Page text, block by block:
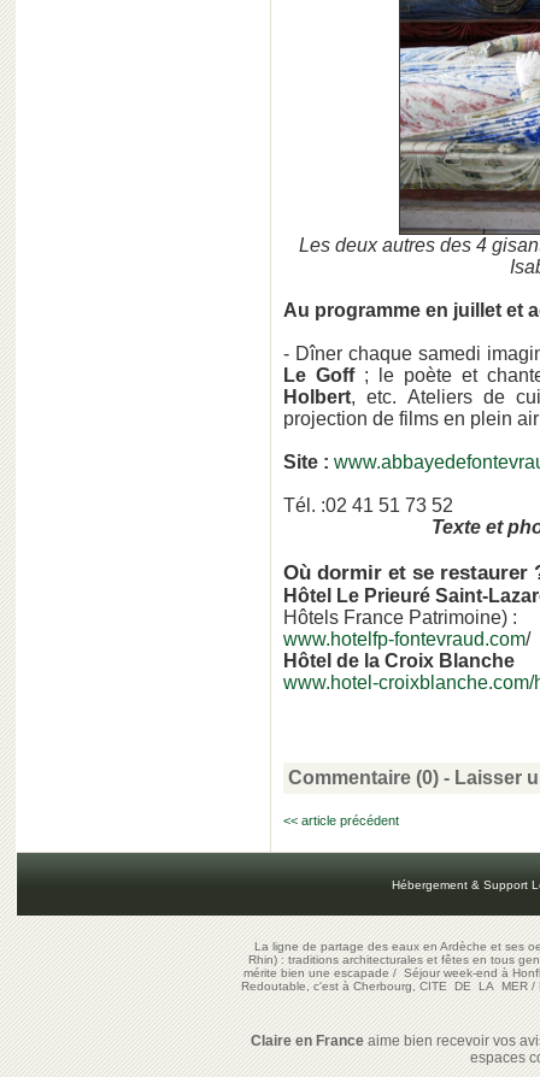
Les deux autres des 4
Au programme en juillet et
- Dîner chaque samedi
Le Goff ; le poète et
Holbert, etc. Ateliers de
projection de films en plein
Site :
Tél. :02 41 51 73 52
Texte et
Où dormir et se restaurer
Hôtel Le Prieuré Saint-
Hôtels France Patrimoine) :
www.hotelfp-fontevraud.com/
Hôtel de la Croix Blanche
www.hotel-
Commentaire (0) - Laisser
<< article précédent
Hébergement & Support
La ligne de partage des eaux en Ardèche et ses
Rhin) : traditions architecturales et fêtes en tous
mérite bien une escapade/Séjour week-end à
Redoutable, c'est à Cherbourg, CITE DE LA MER/
Claire en Franceaime bien recevoir vos
espaces